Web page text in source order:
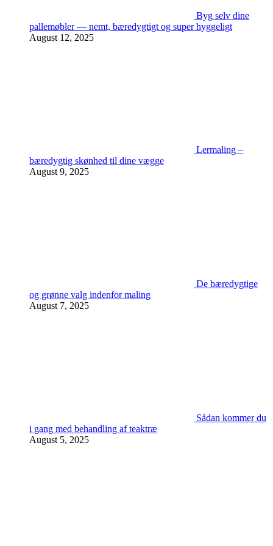
Byg selv dine
pallemøbler — nemt, bæredygtigt og super hyggeligt
August 12, 2025
Lermaling –
bæredygtig skønhed til dine vægge
August 9, 2025
De bæredygtige
og grønne valg indenfor maling
August 7, 2025
Sådan kommer du
i gang med behandling af teaktræ
August 5, 2025